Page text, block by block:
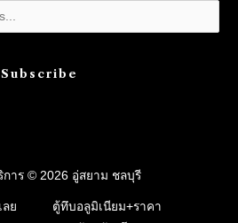
Subscribe
าร © 2026 อู่สยาม ชลบุรี
ย
ตู้ทึบอลูมิเนียม+ราคา